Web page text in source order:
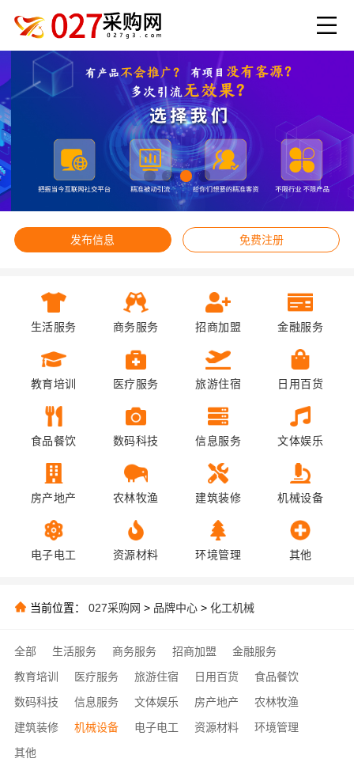
发布信息 免费注册
生活服务 商务服务 招商加盟 金融服务
教育培训 医疗服务 旅游住宿 日用百货
食品餐饮 数码科技 信息服务 文体娱乐
房产地产 农林牧渔 建筑装修 机械设备
电子电工 资源材料 环境管理 其他
当前位置： 027采购网 > 品牌中心 > 化工机械
全部 生活服务 商务服务 招商加盟
金融服务
教育培训
医疗服务 旅游住宿 日用百货
食品餐饮
数码科技
信息服务 文体娱乐 房产地产
农林牧渔
建筑装修
机械设备 电子电工 资源材料
环境管理
其他